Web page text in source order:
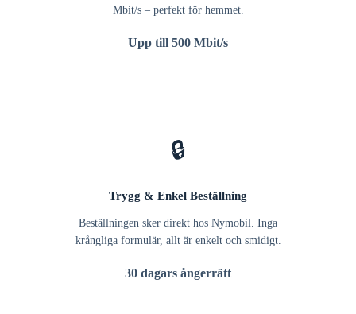
Mbit/s – perfekt för hemmet.
Upp till 500 Mbit/s
🔒
Trygg & Enkel Beställning
Beställningen sker direkt hos Nymobil. Inga
krångliga formulär, allt är enkelt och smidigt.
30 dagars ångerrätt